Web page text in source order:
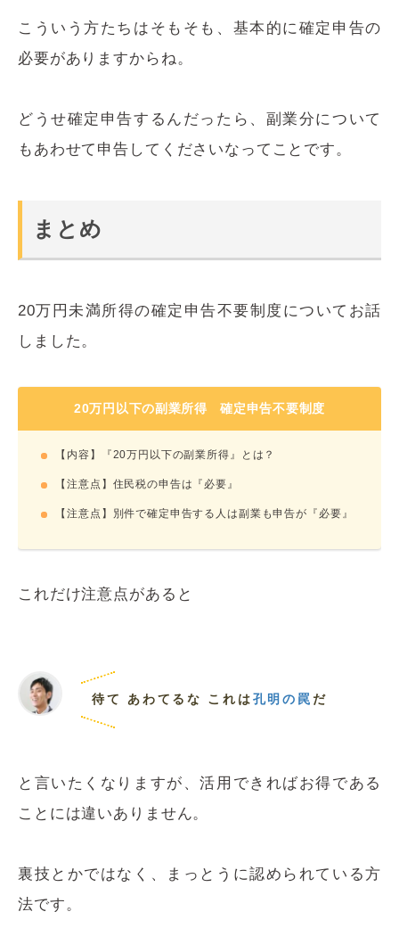
こういう方たちはそもそも、基本的に確定申告の
必要がありますからね。
どうせ確定申告するんだったら、副業分について
もあわせて申告してくださいなってことです。
まとめ
20万円未満所得の確定申告不要制度についてお話
しました。
20万円以下の副業所得 確定申告不要制度
【内容】『20万円以下の副業所得』とは？
【注意点】住民税の申告は『必要』
【注意点】別件で確定申告する人は副業も申告が『必要』
これだけ注意点があると
待て あわてるな これは 孔明の罠 だ
と言いたくなりますが、活用できればお得である
ことには違いありません。
裏技とかではなく、まっとうに認められている方
法です。